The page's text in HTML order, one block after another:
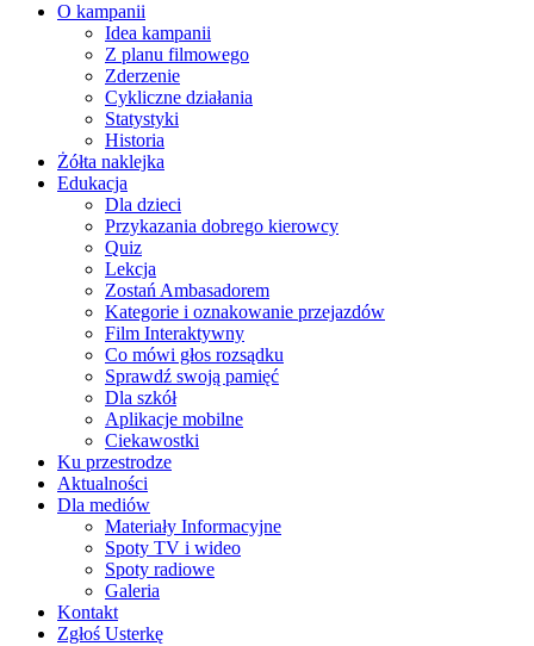
O kampanii
Idea kampanii
Z planu filmowego
Zderzenie
Cykliczne działania
Statystyki
Historia
Żółta naklejka
Edukacja
Dla dzieci
Przykazania dobrego kierowcy
Quiz
Lekcja
Zostań Ambasadorem
Kategorie i oznakowanie przejazdów
Film Interaktywny
Co mówi głos rozsądku
Sprawdź swoją pamięć
Dla szkół
Aplikacje mobilne
Ciekawostki
Ku przestrodze
Aktualności
Dla mediów
Materiały Informacyjne
Spoty TV i wideo
Spoty radiowe
Galeria
Kontakt
Zgłoś Usterkę